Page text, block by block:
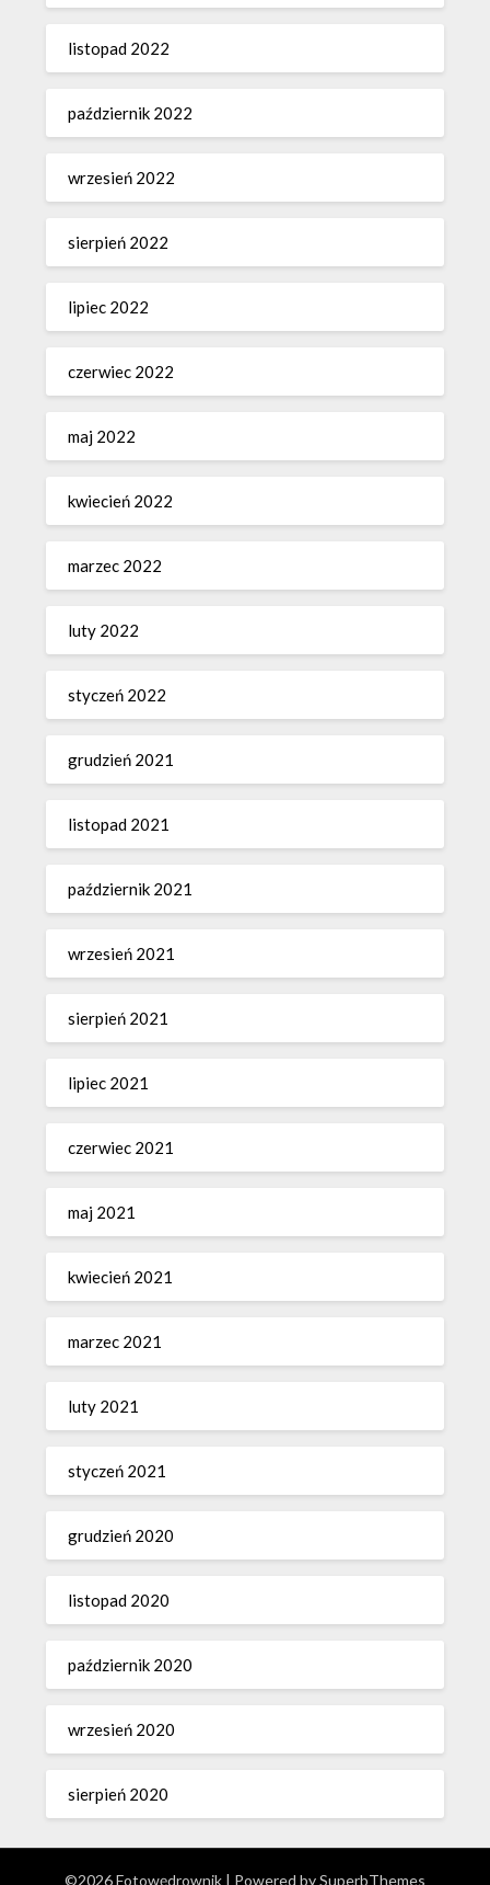
listopad 2022
październik 2022
wrzesień 2022
sierpień 2022
lipiec 2022
czerwiec 2022
maj 2022
kwiecień 2022
marzec 2022
luty 2022
styczeń 2022
grudzień 2021
listopad 2021
październik 2021
wrzesień 2021
sierpień 2021
lipiec 2021
czerwiec 2021
maj 2021
kwiecień 2021
marzec 2021
luty 2021
styczeń 2021
grudzień 2020
listopad 2020
październik 2020
wrzesień 2020
sierpień 2020
©2026 Fotowędrownik | Powered bySuperbThemes